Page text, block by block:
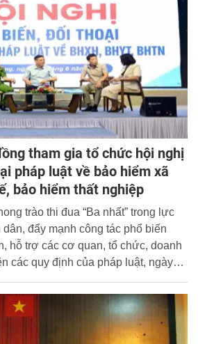
tham gia tổ chức hội nghị
pháp luật về bảo hiểm xã
bảo hiểm thất nghiệp
trào thi đua “Ba nhất” trong lực
đẩy mạnh công tác phổ biến
hỗ trợ các cơ quan, tổ chức, doanh
các quy định của pháp luật, ngày
thành phố Hải Phòng, Công an
tổ chức Hội nghị phổ biến, đối thoại
BHTN năm 2026 với sự tham